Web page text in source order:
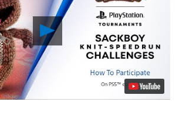
Reproduzir
Vídeo